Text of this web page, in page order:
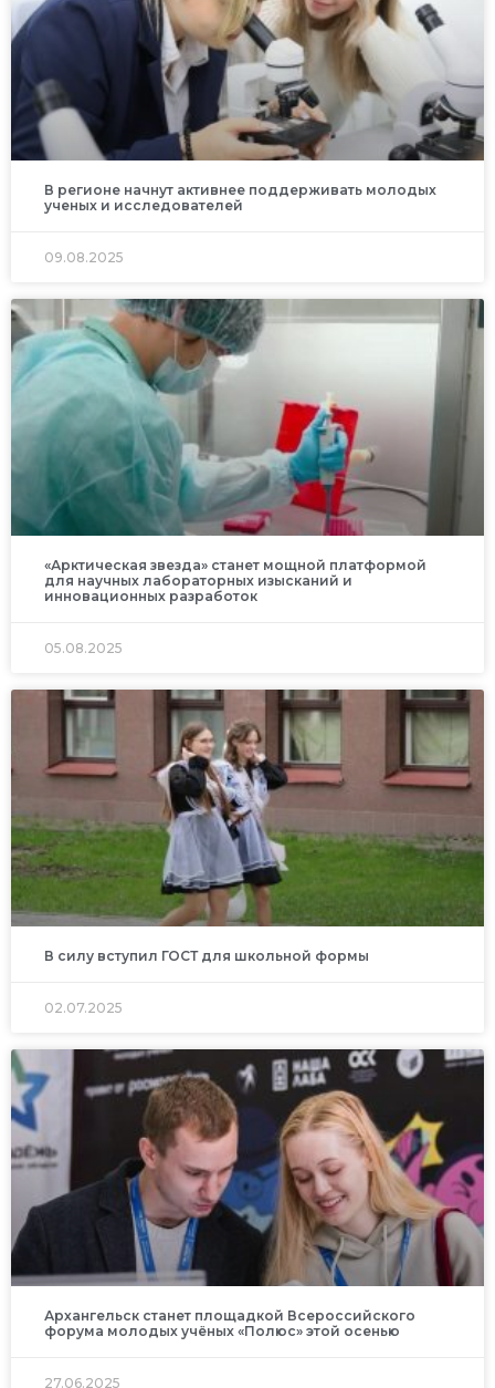
В регионе начнут активнее поддерживать молодых
ученых и исследователей
09.08.2025
«Арктическая звезда» станет мощной платформой
для научных лабораторных изысканий и
инновационных разработок
05.08.2025
В силу вступил ГОСТ для школьной формы
02.07.2025
Архангельск станет площадкой Всероссийского
форума молодых учёных «Полюс» этой осенью
27.06.2025